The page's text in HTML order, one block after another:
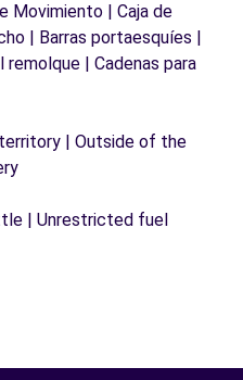
Movimiento | Caja de
| Barras portaesquíes |
remolque | Cadenas para
| Outside of the
| Unrestricted fuel